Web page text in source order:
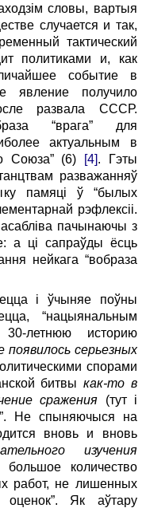
словы, вартыя
случается и так,
тактический
политиками и, как
событие в
явление получило
развала СССР.
“врага” для
актуальным в
Союза” (6)
[4]. Гэты
разважанняў
памяці ў “былых
рэфлексіі.
асабліва пачынаючы з
а ці сапраўды ёсць
нейкага “вобраза
і ўчыняе поўны
“нацыянальным
летнюю историю
появилось серьезных
спорами
битвыкак-то в
сражения (тут і
Не спыняючыся на
вновь и вновь
изучения
количество
работ, не лишенных
оценок”. Як аўтару